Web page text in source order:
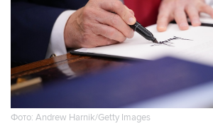
Фото: Andrew Harnik/Getty Images